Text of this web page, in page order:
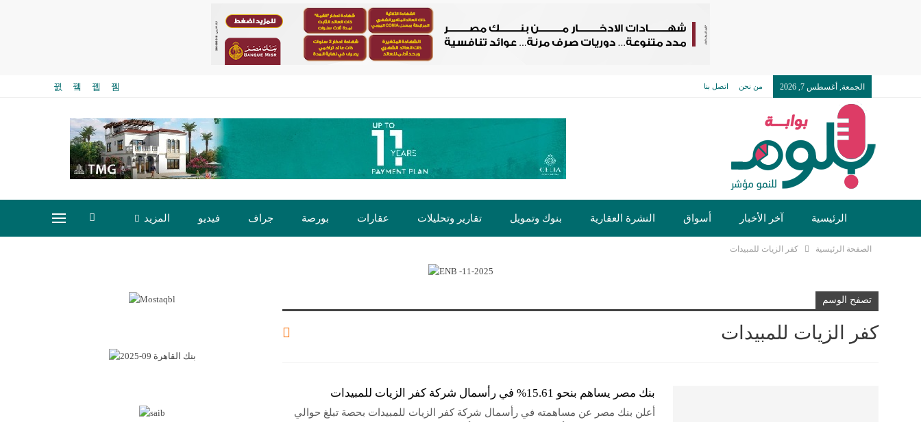
الجمعة, أغسطس 7, 2026 من نحن اتصل بنا
الرئيسية آخر الأخبار أسواق النشرة العقارية بنوك وتمويل تقارير وتحليلات عقارات بورصة جراف فيديو المزيد
الصفحة الرئيسية كفر الزيات للمبيدات
تصفح الوسم
كفر الزيات للمبيدات
بنك مصر يساهم بنحو 15.61% في رأسمال شركة كفر الزيات للمبيدات
أعلن بنك مصر عن مساهمته في رأسمال شركة كفر الزيات للمبيدات بحصة تبلغ حوالي